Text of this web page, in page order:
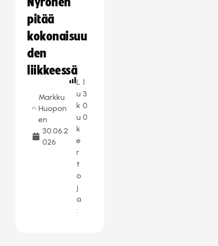
pitää
kokonaisuu
den
liikkeessä
Markku
Huopon
en
30.06.2
026
L
u
k
u
k
e
r
t
o
j
a
:
1
3
0
0